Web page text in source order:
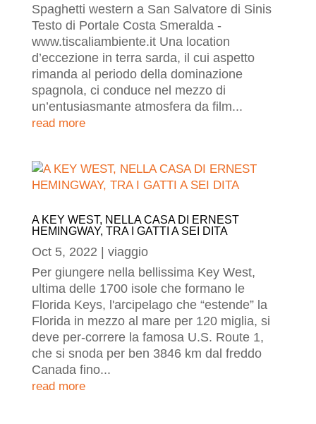
Spaghetti western a San Salvatore di Sinis
Testo di Portale Costa Smeralda -
www.tiscaliambiente.it Una location
d’eccezione in terra sarda, il cui aspetto
rimanda al periodo della dominazione
spagnola, ci conduce nel mezzo di
un’entusiasmante atmosfera da film...
read more
A KEY WEST, NELLA CASA DI ERNEST
HEMINGWAY, TRA I GATTI A SEI DITA
Oct 5, 2022
viaggio
Per giungere nella bellissima Key West,
ultima delle 1700 isole che formano le
Florida Keys, l'arcipelago che “estende” la
Florida in mezzo al mare per 120 miglia, si
deve per-correre la famosa U.S. Route 1,
che si snoda per ben 3846 km dal freddo
Canada fino...
read more